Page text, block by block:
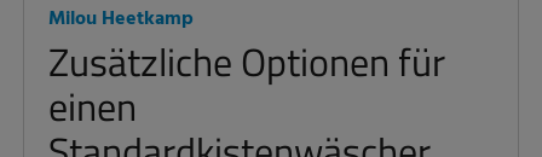
Milou Heetkamp
Zusätzliche Optionen für
einen